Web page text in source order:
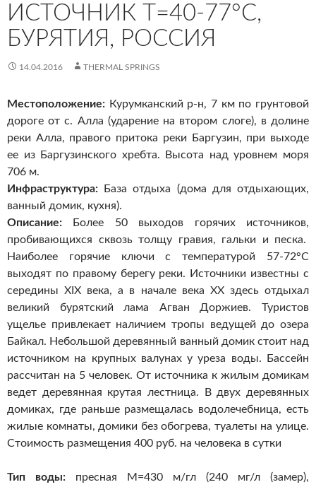
ИСТОЧНИК Т=40-77°С,
БУРЯТИЯ, РОССИЯ
14.04.2016 THERMAL SPRINGS
Местоположение: Курумканский р-н, 7 км по грунтовой
дороге от с. Алла (ударение на втором слоге), в долине
реки Алла, правого притока реки Баргузин, при выходе
ее из Баргузинского хребта. Высота над уровнем моря
706 м.
Инфраструктура:
База отдыха
(дома для отдыхающих,
ванный домик, кухня).
Описание:
Более 50 выходов горячих источников,
пробивающихся сквозь толщу гравия, гальки и песка.
Наиболее горячие ключи с температурой 57-72°С
выходят по правому берегу реки. Источники известны с
середины XIX века, а в начале века XX здесь отдыхал
великий бурятский лама Агван Доржиев. Туристов
ущелье привлекает наличием тропы ведущей до озера
Байкал. Небольшой деревянный ванный домик стоит над
источником на крупных валунах у уреза воды. Бассейн
рассчитан на 5 человек. От источника к жилым домикам
ведет деревянная крутая лестница. В двух деревянных
домиках, где раньше размещалась водолечебница, есть
жилые комнаты, домики без обогрева, туалеты на улице.
Стоимость размещения 400 руб. на человека в сутки
Тип воды: пресная М=430 м/гл (240 мг/л (замер),